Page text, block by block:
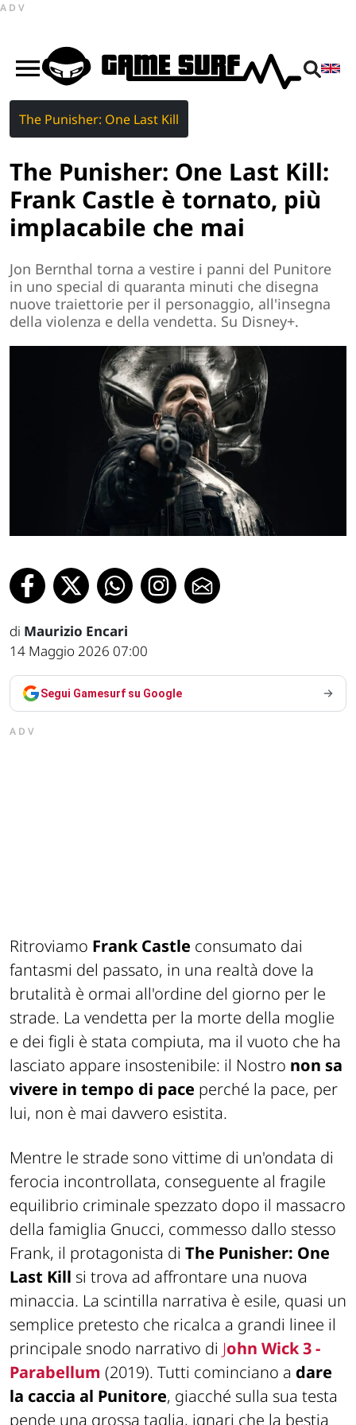
ADV
The Punisher: One Last Kill
The Punisher: One Last Kill:
Frank Castle è tornato, più
implacabile che mai
Jon Bernthal torna a vestire i panni del Punitore
in uno special di quaranta minuti che disegna
nuove traiettorie per il personaggio, all'insegna
della violenza e della vendetta. Su Disney+.
di Maurizio Encari
14 Maggio 2026 07:00
Segui Gamesurf su Google
ADV
Ritroviamo Frank Castle consumato dai
fantasmi del passato, in una realtà dove la
brutalità è ormai all'ordine del giorno per le
strade. La vendetta per la morte della moglie
e dei figli è stata compiuta, ma il vuoto che ha
lasciato appare insostenibile: il Nostro non sa
vivere in tempo di pace perché la pace, per
lui, non è mai davvero esistita.
Mentre le strade sono vittime di un'ondata di
ferocia incontrollata, conseguente al fragile
equilibrio criminale spezzato dopo il massacro
della famiglia Gnucci, commesso dallo stesso
Frank, il protagonista di The Punisher: One
Last Kill si trova ad affrontare una nuova
minaccia. La scintilla narrativa è esile, quasi un
semplice pretesto che ricalca a grandi linee il
principale snodo narrativo di John Wick 3 -
Parabellum (2019). Tutti cominciano a dare
la caccia al Punitore, giacché sulla sua testa
pende una grossa taglia, ignari che la bestia